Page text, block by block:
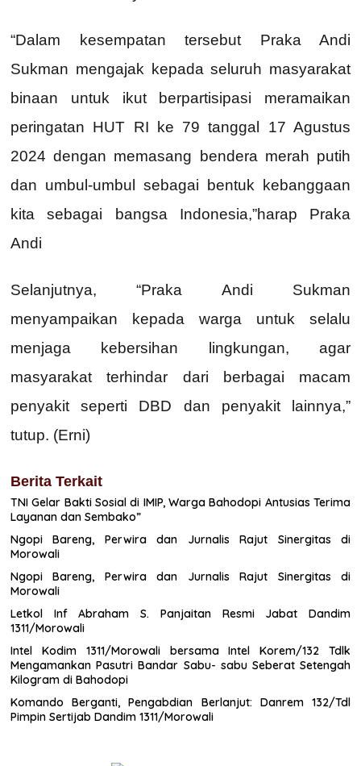
“Dalam kesempatan tersebut Praka Andi
Sukman mengajak kepada seluruh masyarakat
binaan untuk ikut berpartisipasi meramaikan
peringatan HUT RI ke 79 tanggal 17 Agustus
2024 dengan memasang bendera merah putih
dan umbul-umbul sebagai bentuk kebanggaan
kita sebagai bangsa Indonesia,”harap Praka
Andi
Selanjutnya, “Praka Andi Sukman
menyampaikan kepada warga untuk selalu
menjaga kebersihan lingkungan, agar
masyarakat terhindar dari berbagai macam
penyakit seperti DBD dan penyakit lainnya,”
tutup. (Erni)
Berita Terkait
TNI Gelar Bakti Sosial di IMIP, Warga Bahodopi Antusias Terima
Layanan dan Sembako”
Ngopi Bareng, Perwira dan Jurnalis Rajut Sinergitas di
Morowali
Ngopi Bareng, Perwira dan Jurnalis Rajut Sinergitas di
Morowali
Letkol Inf Abraham S. Panjaitan Resmi Jabat Dandim
1311/Morowali
Intel Kodim 1311/Morowali bersama Intel Korem/132 Tdlk
Mengamankan Pasutri Bandar Sabu- sabu Seberat Setengah
Kilogram di Bahodopi
Komando Berganti, Pengabdian Berlanjut: Danrem 132/Tdl
Pimpin Sertijab Dandim 1311/Morowali